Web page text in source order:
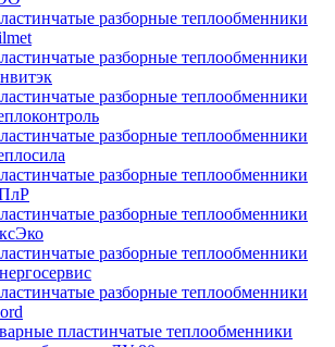
разборные теплообменники
разборные теплообменники
разборные теплообменники
разборные теплообменники
разборные теплообменники
разборные теплообменники
разборные теплообменники
разборные теплообменники
пластинчатые теплообменники